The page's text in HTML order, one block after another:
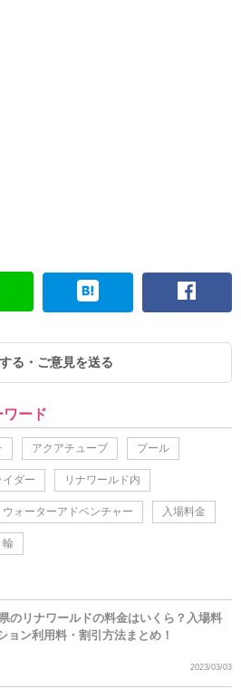
る・ご意見を送る
ワード
アクアチューブ プール
ダー リナワールド内
ウォーターアドベンチャー 入場料金
輪
県のリナワールドの料金はいくら？入場料
ョン利用料・割引方法まとめ！
2023/03/03